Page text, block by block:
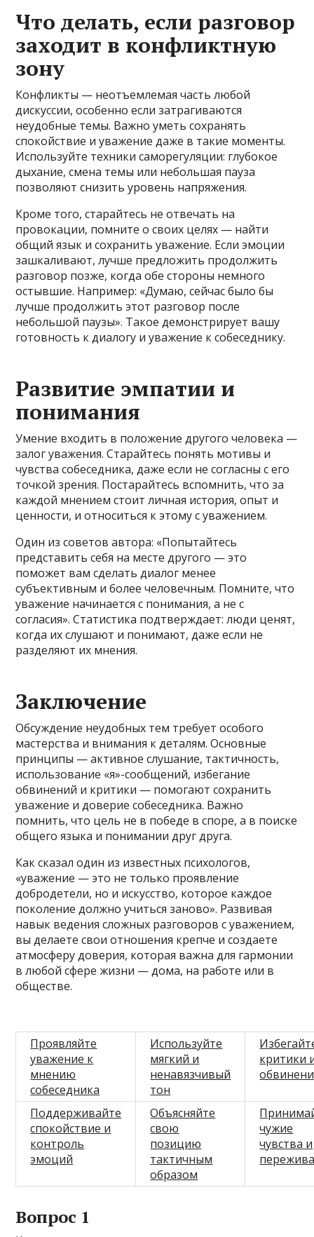
Что делать, если разговор
заходит в конфликтную
зону
Конфликты — неотъемлемая часть любой
дискуссии, особенно если затрагиваются
неудобные темы. Важно уметь сохранять
спокойствие и уважение даже в такие моменты.
Используйте техники саморегуляции: глубокое
дыхание, смена темы или небольшая пауза
позволяют снизить уровень напряжения.
Кроме того, старайтесь не отвечать на
провокации, помните о своих целях — найти
общий язык и сохранить уважение. Если эмоции
зашкаливают, лучше предложить продолжить
разговор позже, когда обе стороны немного
остывшие. Например: «Думаю, сейчас было бы
лучше продолжить этот разговор после
небольшой паузы». Такое демонстрирует вашу
готовность к диалогу и уважение к собеседнику.
Развитие эмпатии и
понимания
Умение входить в положение другого человека —
залог уважения. Старайтесь понять мотивы и
чувства собеседника, даже если не согласны с его
точкой зрения. Постарайтесь вспомнить, что за
каждой мнением стоит личная история, опыт и
ценности, и относиться к этому с уважением.
Один из советов автора: «Попытайтесь
представить себя на месте другого — это
поможет вам сделать диалог менее
субъективным и более человечным. Помните, что
уважение начинается с понимания, а не с
согласия». Статистика подтверждает: люди ценят,
когда их слушают и понимают, даже если не
разделяют их мнения.
Заключение
Обсуждение неудобных тем требует особого
мастерства и внимания к деталям. Основные
принципы — активное слушание, тактичность,
использование «я»-сообщений, избегание
обвинений и критики — помогают сохранить
уважение и доверие собеседника. Важно
помнить, что цель не в победе в споре, а в поиске
общего языка и понимании друг друга.
Как сказал один из известных психологов,
«уважение — это не только проявление
добродетели, но и искусство, которое каждое
поколение должно учиться заново». Развивая
навык ведения сложных разговоров с уважением,
вы делаете свои отношения крепче и создаете
атмосферу доверия, которая важна для гармонии
в любой сфере жизни — дома, на работе или в
обществе.
Проявляйте
уважение к
мнению
собеседника
Используйте
мягкий и
ненавязчивый
тон
критики
Поддерживайте
спокойствие и
контроль
эмоций
Объясняйте
свою
позицию
тактичным
образом
чужие
чувства и
Вопрос 1